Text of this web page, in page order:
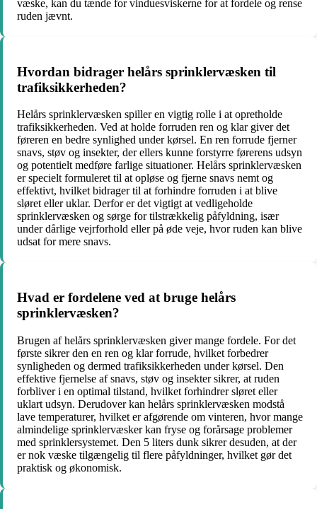
væske, kan du tænde for vinduesviskerne for at fordele og rense
ruden jævnt.
Hvordan bidrager helårs sprinklervæsken til
trafiksikkerheden?
Helårs sprinklervæsken spiller en vigtig rolle i at opretholde
trafiksikkerheden. Ved at holde forruden ren og klar giver det
føreren en bedre synlighed under kørsel. En ren forrude fjerner
snavs, støv og insekter, der ellers kunne forstyrre førerens udsyn
og potentielt medføre farlige situationer. Helårs sprinklervæsken
er specielt formuleret til at opløse og fjerne snavs nemt og
effektivt, hvilket bidrager til at forhindre forruden i at blive
sløret eller uklar. Derfor er det vigtigt at vedligeholde
sprinklervæsken og sørge for tilstrækkelig påfyldning, især
under dårlige vejrforhold eller på øde veje, hvor ruden kan blive
udsat for mere snavs.
Hvad er fordelene ved at bruge helårs
sprinklervæsken?
Brugen af helårs sprinklervæsken giver mange fordele. For det
første sikrer den en ren og klar forrude, hvilket forbedrer
synligheden og dermed trafiksikkerheden under kørsel. Den
effektive fjernelse af snavs, støv og insekter sikrer, at ruden
forbliver i en optimal tilstand, hvilket forhindrer sløret eller
uklart udsyn. Derudover kan helårs sprinklervæsken modstå
lave temperaturer, hvilket er afgørende om vinteren, hvor mange
almindelige sprinklervæsker kan fryse og forårsage problemer
med sprinklersystemet. Den 5 liters dunk sikrer desuden, at der
er nok væske tilgængelig til flere påfyldninger, hvilket gør det
praktisk og økonomisk.